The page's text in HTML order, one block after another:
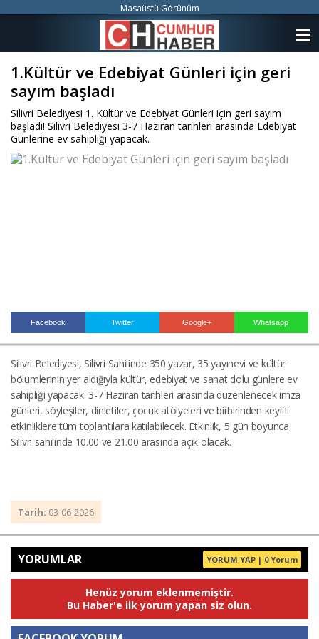
1.Kültür ve Edebiyat Günleri için geri
sayım başladı
Silivri Belediyesi 1. Kültür ve Edebiyat Günleri için geri sayım
başladı! Silivri Belediyesi 3-7 Haziran tarihleri arasında Edebiyat
Günlerine ev sahipliği yapacak.
Facebook Twitter Google+ Whatsapp
Silivri Belediyesi, Silivri Sahilinde 350 yazar, 35 yayınevi ve kültür
bölümlerinin yer aldığıyla kültür, edebiyat ve sanat dolu günlere ev
sahipliği yapacak. 3-7 Haziran tarihleri arasında düzenlenecek imza
günleri, söyleşiler, dinletiler, çocuk atölyeleri ve birbirinden keyifli
etkinliklere tüm toplantılara katılabilecek. Etkinlik, 5 gün boyunca
Silivri sahilinde 10.00 ve 21.00 arasında açık olacak.
Tarih: 03-06-2026
YORUMLAR YORUM YAP | 0 Yorum
Henüz yorum eklenmemiştir.
Bu Haber'e ilk yorum yapan siz olun.
Masaüstü Görünüm
KATEGORİLER
Haberin Doğru Adresi.